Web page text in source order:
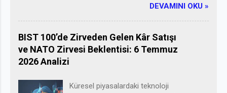
yazının devamında..
hisselerindeki devasa çıkış Borsa
İstanbul'u eksiye çekti. Finansal
piyasaların en eski ve en değişmez
kanunlarından biri "Beklentiyi al, gerçeği
DEVAMINI OKU »
BIST 100’de Zirveden Gelen Kâr Satışı
ve NATO Zirvesi Beklentisi: 6 Temmuz
2026 Analizi
Küresel piyasalardaki teknoloji